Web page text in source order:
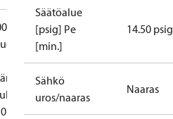
4
A
Säätöalue
[psig] Pe
[min.]
14.50 psig
Sähkö
uros/naaras
Naaras